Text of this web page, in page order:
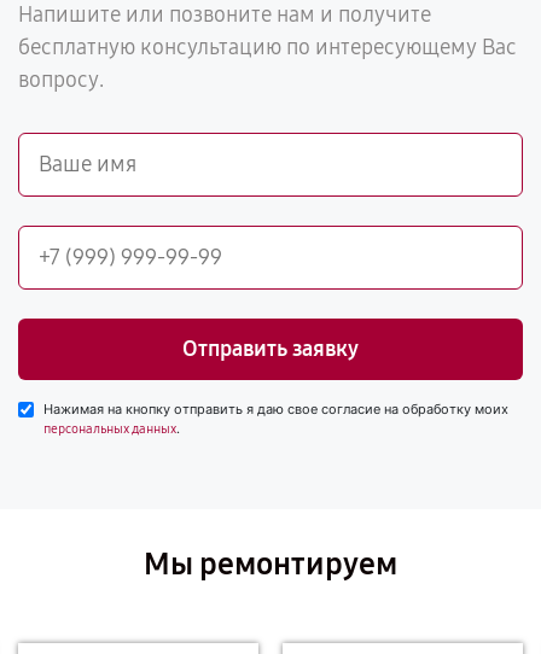
Напишите или позвоните нам и получите
бесплатную консультацию по интересующему Вас
вопросу.
Отправить заявку
Нажимая на кнопку отправить я даю свое согласие на обработку моих
персональных данных.
Мы ремонтируем